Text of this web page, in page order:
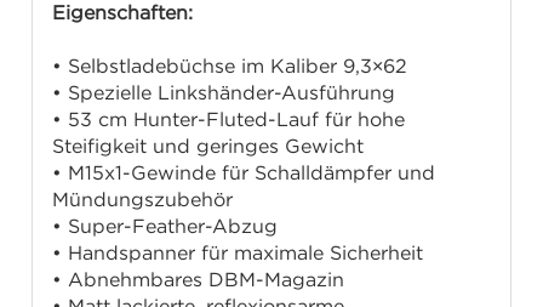
Eigenschaften:
• Selbstladebüchse im Kaliber 9,3×62
• Spezielle Linkshänder-Ausführung
• 53 cm Hunter-Fluted-Lauf für hohe
Steifigkeit und geringes Gewicht
• M15x1-Gewinde für Schalldämpfer und
Mündungszubehör
• Super-Feather-Abzug
• Handspanner für maximale Sicherheit
• Abnehmbares DBM-Magazin